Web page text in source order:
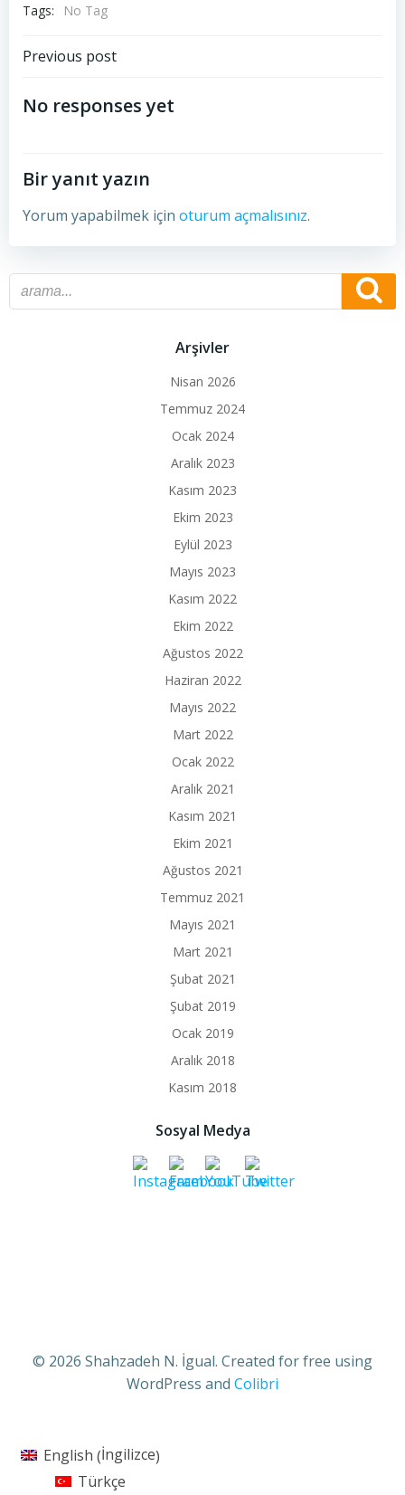
Tags:
No Tag
Post
navigation
Previous post
No responses yet
Bir yanıt yazın
Yorum yapabilmek için oturum açmalısınız.
Arşivler
Nisan 2026
Temmuz 2024
Ocak 2024
Aralık 2023
Kasım 2023
Ekim 2023
Eylül 2023
Mayıs 2023
Kasım 2022
Ekim 2022
Ağustos 2022
Haziran 2022
Mayıs 2022
Mart 2022
Ocak 2022
Aralık 2021
Kasım 2021
Ekim 2021
Ağustos 2021
Temmuz 2021
Mayıs 2021
Mart 2021
Şubat 2021
Şubat 2019
Ocak 2019
Aralık 2018
Kasım 2018
Sosyal Medya
© 2026 Shahzadeh N. İgual. Created for free using
WordPress and Colibri
English (İngilizce)
Türkçe